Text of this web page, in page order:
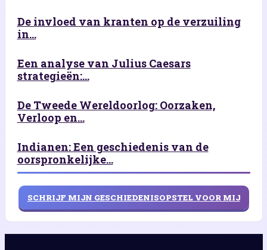
De invloed van kranten op de verzuiling
in...
Een analyse van Julius Caesars
strategieën:...
De Tweede Wereldoorlog: Oorzaken,
Verloop en...
Indianen: Een geschiedenis van de
oorspronkelijke...
SCHRIJF MIJN GESCHIEDENISOPSTEL VOOR MIJ